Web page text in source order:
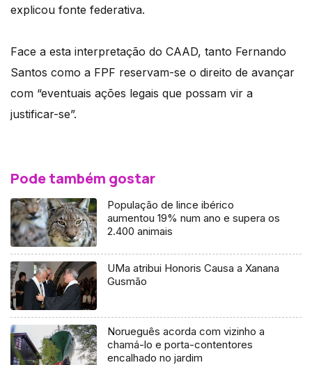
explicou fonte federativa.
Face a esta interpretação do CAAD, tanto Fernando
Santos como a FPF reservam-se o direito de avançar
com “eventuais ações legais que possam vir a
justificar-se”.
Pode também gostar
População de lince ibérico
aumentou 19% num ano e supera os
2.400 animais
UMa atribui Honoris Causa a Xanana
Gusmão
Norueguês acorda com vizinho a
chamá-lo e porta-contentores
encalhado no jardim